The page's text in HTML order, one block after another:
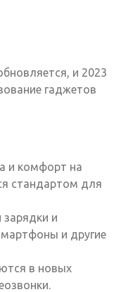
и 2023
гаджетов
и комфорт на
стандартом для
и
и другие
в новых